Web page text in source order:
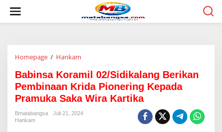
w
Homepage / Hankam
b
i
n
s
a
Babinsa Koramil 02/Sidikalang Berikan
Pembinaan Krida Pionering Kepada
Pramuka Saka Wira Kartika
Bmatabangsa
Juli 21, 2024
Hankam